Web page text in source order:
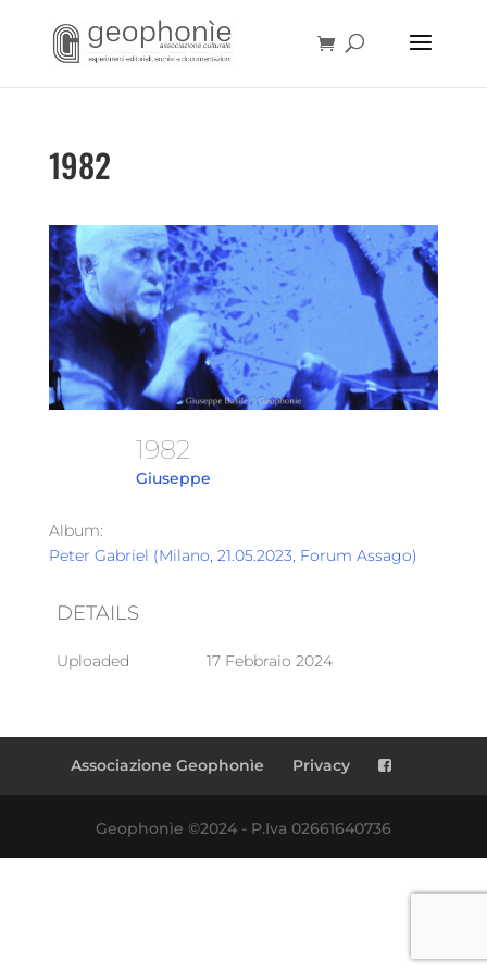
1982
1982
Giuseppe
Album:
Peter Gabriel (Milano, 21.05.2023, Forum Assago)
DETAILS
Uploaded 17 Febbraio 2024
Associazione Geophonìe Privacy
Geophonìe ©2024 - P.Iva 02661640736